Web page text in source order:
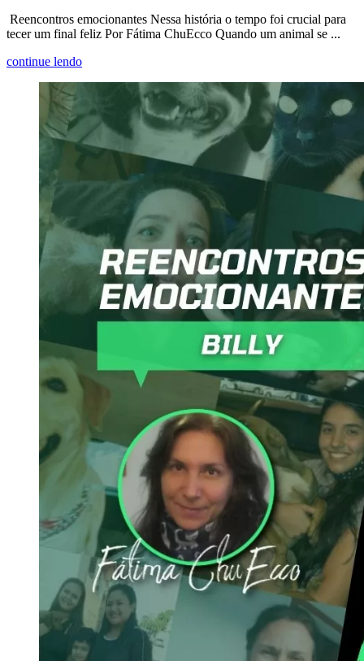
Reencontros emocionantes Nessa história o tempo foi crucial para
tecer um final feliz Por Fátima ChuEcco Quando um animal se ...
continue lendo